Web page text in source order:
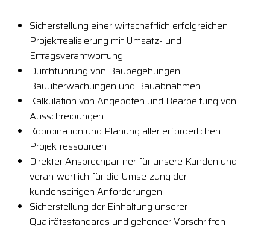
Sicherstellung einer wirtschaftlich erfolgreichen
Projektrealisierung mit Umsatz- und
Ertragsverantwortung
Durchführung von Baubegehungen,
Bauüberwachungen und Bauabnahmen
Kalkulation von Angeboten und Bearbeitung von
Ausschreibungen
Koordination und Planung aller erforderlichen
Projektressourcen
Direkter Ansprechpartner für unsere Kunden und
verantwortlich für die Umsetzung der
kundenseitigen Anforderungen
Sicherstellung der Einhaltung unserer
Qualitätsstandards und geltender Vorschriften